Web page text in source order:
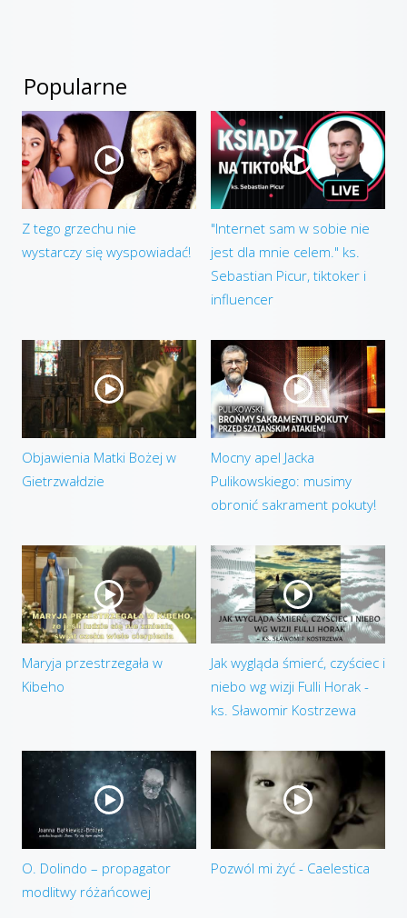
Popularne
Z tego grzechu nie
wystarczy się wyspowiadać!
"Internet sam w sobie nie
jest dla mnie celem." ks.
Sebastian Picur, tiktoker i
influencer
Objawienia Matki Bożej w
Gietrzwałdzie
Mocny apel Jacka
Pulikowskiego: musimy
obronić sakrament pokuty!
Maryja przestrzegała w
Kibeho
Jak wygląda śmierć, czyściec i
niebo wg wizji Fulli Horak -
ks. Sławomir Kostrzewa
O. Dolindo – propagator
modlitwy różańcowej
Pozwól mi żyć - Caelestica